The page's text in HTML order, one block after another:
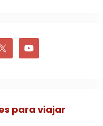
para viajar